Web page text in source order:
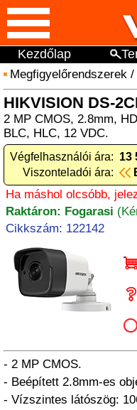
Kezdőlap
Megfigyelőrendszerek /
HIKVISION DS-
2 MP CMOS, 2.8mm,
BLC, HLC, 12 VDC.
Végfelhasználói ára: 13
Viszonteladói ára:
Ha máshol olcsóbb,
Raktáron: Fogarasi
Cikkszám: 122142
- 2 MP CMOS.
- Beépített 2.8mm-es
- Vízszintes látószög: